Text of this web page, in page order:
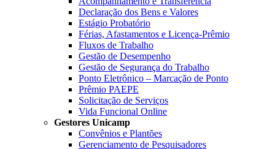
Declaração dos Bens e Valores
Estágio Probatório
Férias, Afastamentos e Licença-Prêmio
Fluxos de Trabalho
Gestão de Desempenho
Gestão de Segurança do Trabalho
Ponto Eletrônico – Marcação de Ponto
Prêmio PAEPE
Solicitação de Serviços
Vida Funcional Online
Gestores Unicamp
Convênios e Plantões
Gerenciamento de Pesquisadores